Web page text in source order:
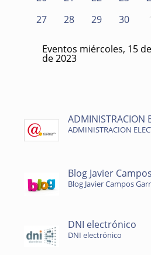
27
28 29 30 1
Eventos miércoles, 15
de 2023
ADMINISTRACION
ADMINISTRACION
Blog Javier
Blog Javier Campos
DNI electrónico
DNI electrónico